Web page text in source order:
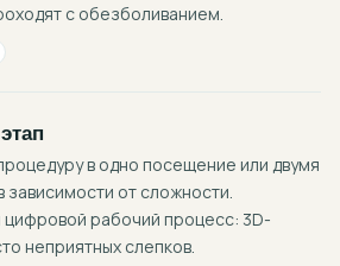
с обезболиванием.
в одно посещение или двумя
зависимости от сложности.
рабочий процесс: 3D-
неприятных слепков.